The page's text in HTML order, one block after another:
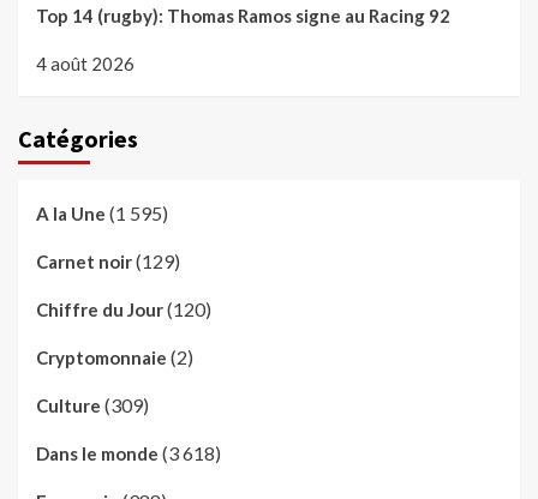
Top 14 (rugby): Thomas Ramos signe au Racing 92
4 août 2026
Catégories
A la Une (1 595)
Carnet noir(129)
Chiffre du Jour(120)
Cryptomonnaie (2)
Culture (309)
Dans le monde (3 618)